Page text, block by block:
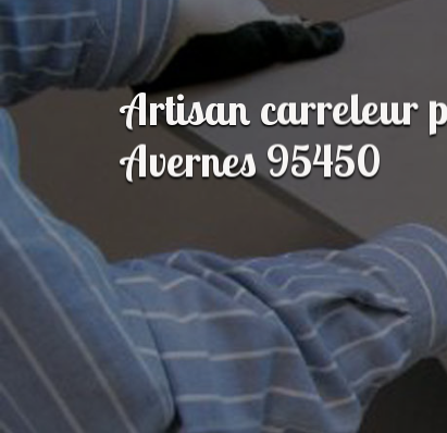
Artisan carreleur
Avernes 95450